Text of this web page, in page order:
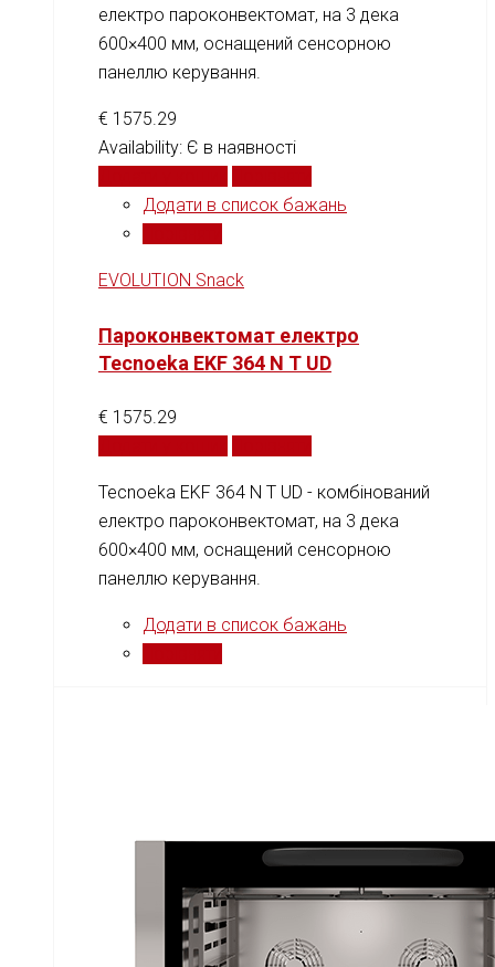
електро пароконвектомат, на 3 дека
600×400 мм, оснащений сенсорною
панеллю керування.
€ 1575.29
Availability: Є в наявності
Додати в список бажань
EVOLUTION Snack
Пароконвектомат електро
Tecnoeka EKF 364 N T UD
€ 1575.29
Tecnoeka EKF 364 N T UD - комбінований
електро пароконвектомат, на 3 дека
600×400 мм, оснащений сенсорною
панеллю керування.
Додати в список бажань